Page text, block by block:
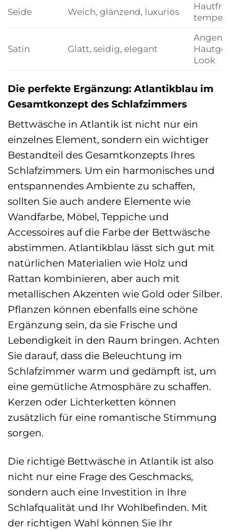
Seide Weich, glänzend, luxuriös
Satin Glatt, seidig, elegant
Look
Die perfekte Ergänzung: Atlantikblau im
Gesamtkonzept des Schlafzimmers
Bettwäsche in Atlantik ist nicht nur ein
einzelnes Element, sondern ein wichtiger
Bestandteil des Gesamtkonzepts Ihres
Schlafzimmers. Um ein harmonisches und
entspannendes Ambiente zu schaffen,
sollten Sie auch andere Elemente wie
Wandfarbe, Möbel, Teppiche und
Accessoires auf die Farbe der Bettwäsche
abstimmen. Atlantikblau lässt sich gut mit
natürlichen Materialien wie Holz und
Rattan kombinieren, aber auch mit
metallischen Akzenten wie Gold oder Silber.
Pflanzen können ebenfalls eine schöne
Ergänzung sein, da sie Frische und
Lebendigkeit in den Raum bringen. Achten
Sie darauf, dass die Beleuchtung im
Schlafzimmer warm und gedämpft ist, um
eine gemütliche Atmosphäre zu schaffen.
Kerzen oder Lichterketten können
zusätzlich für eine romantische Stimmung
sorgen.
Die richtige Bettwäsche in Atlantik ist also
nicht nur eine Frage des Geschmacks,
sondern auch eine Investition in Ihre
Schlafqualität und Ihr Wohlbefinden. Mit
der richtigen Wahl können Sie Ihr